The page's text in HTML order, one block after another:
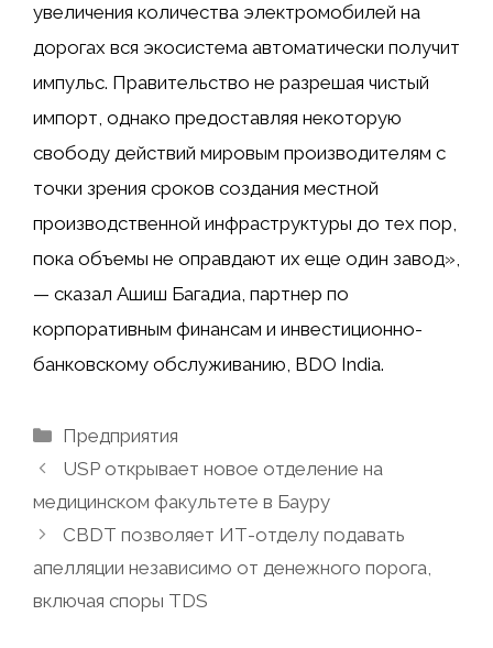
увеличения количества электромобилей на
дорогах вся экосистема автоматически получит
импульс. Правительство не разрешая чистый
импорт, однако предоставляя некоторую
свободу действий мировым производителям с
точки зрения сроков создания местной
производственной инфраструктуры до тех пор,
пока объемы не оправдают их еще один завод»,
— сказал Ашиш Багадиа, партнер по
корпоративным финансам и инвестиционно-
банковскому обслуживанию, BDO India.
Рубрики
Предприятия
USP открывает новое отделение на
медицинском факультете в Бауру
CBDT позволяет ИТ-отделу подавать
апелляции независимо от денежного порога,
включая споры TDS